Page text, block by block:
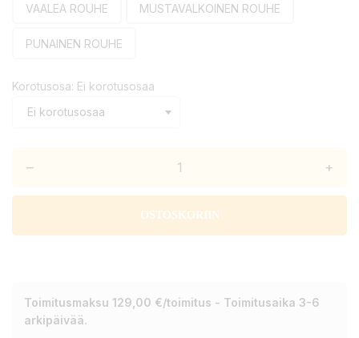
VAALEA ROUHE MUSTAVALKOINEN ROUHE
PUNAINEN ROUHE
Korotusosa: Ei korotusosaa
– +
OSTOSKORIIN
Toimitusmaksu 129,00 €/toimitus - Toimitusaika 3-6
arkipäivää.